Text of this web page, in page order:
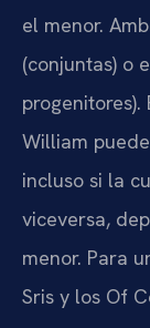
el menor.
(conjuntas) o
William
incluso si la
viceversa,
menor. Para
Sris y los Of